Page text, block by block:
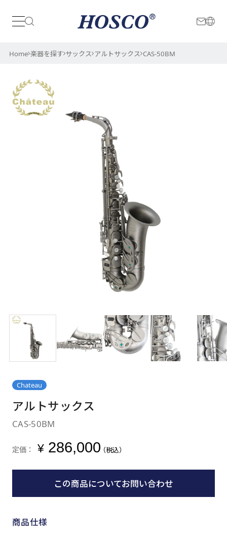
日本 International
Home 楽器を探す サックス アルトサックス CAS-50BM
Chateau
アルトサックス
CAS-50BM
定価： ¥286,000（税込）
この商品についてお問い合わせ
商品仕様